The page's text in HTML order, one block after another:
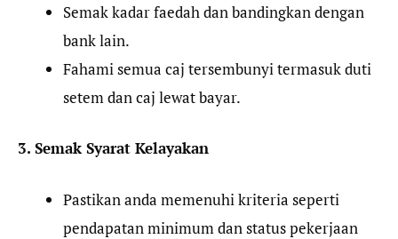
Semak kadar faedah dan bandingkan dengan
bank lain.
Fahami semua caj tersembunyi termasuk duti
setem dan caj lewat bayar.
3. Semak Syarat Kelayakan
Pastikan anda memenuhi kriteria seperti
pendapatan minimum dan status pekerjaan